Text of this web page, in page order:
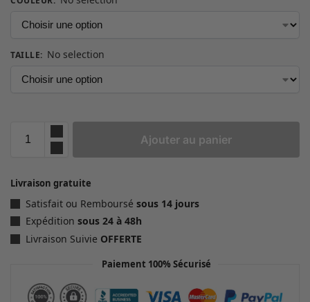
TAILLE: No selection
Ajouter au panier
Livraison gratuite
Satisfait ou Remboursé sous 14 jours
Expédition sous 24 à 48h
Livraison Suivie OFFERTE
Paiement 100% Sécurisé